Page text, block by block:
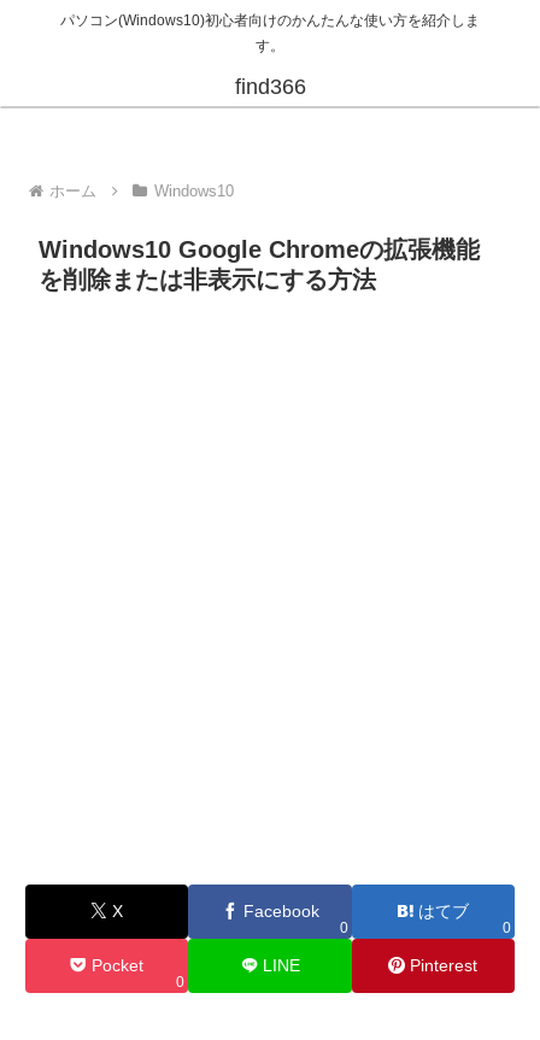
パソコン(Windows10)初心者向けのかんたんな使い方を紹介しま
す。
find366
ホーム Windows10
Windows10 Google Chromeの拡張機能
を削除または非表示にする方法
X Facebook
0
はてブ
0
Pocket
0
LINE Pinterest